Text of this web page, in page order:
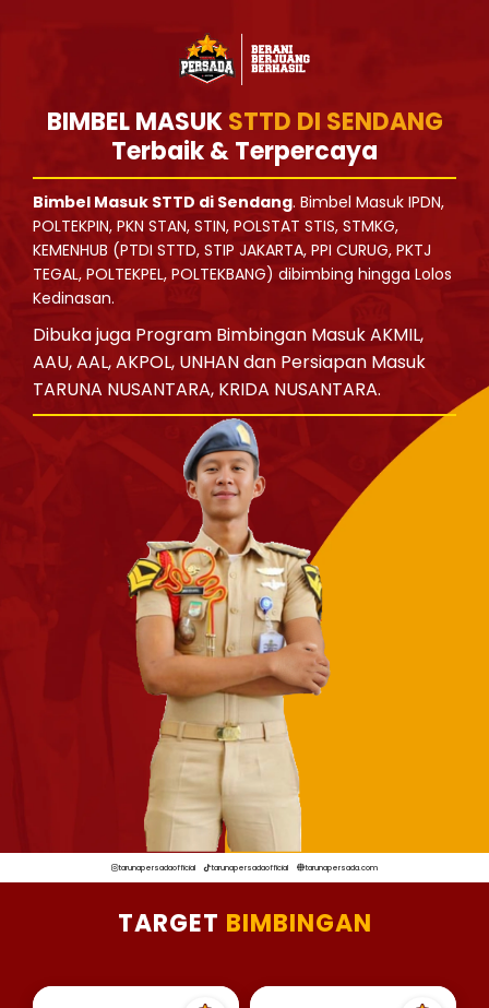
BIMBEL MASUKSTTD DI SENDANG
Terbaik & Terpercaya
Bimbel Masuk STTD di Sendang. Bimbel Masuk IPDN,
POLTEKPIN, PKN STAN, STIN, POLSTAT STIS, STMKG,
KEMENHUB (PTDI STTD, STIP JAKARTA, PPI CURUG, PKTJ
TEGAL, POLTEKPEL, POLTEKBANG) dibimbing hingga Lolos
Kedinasan.
Dibuka juga Program Bimbingan Masuk AKMIL,
AAU, AAL, AKPOL, UNHAN dan Persiapan Masuk
TARUNA NUSANTARA, KRIDA NUSANTARA.
tarunapersadaofficial tarunapersadaofficial tarunapersada.com
TARGET BIMBINGAN